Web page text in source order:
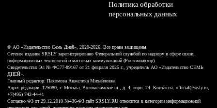
Политика обработки
персональных данных
© АО «Издательство Семь Дней», 2020-2026. Все права защищены.
Сетевое издание SRSLY зарегистрировано Федеральной службой по надзору в сфере связи,
информационных технологий и массовых коммуникаций (Роскомнадзор).
Свидетельство Эл № ФС77-89167 от 21 февраля 2025 г., учредитель АО «Издательство СЕМЬ
ДНЕЙ».
Главный редактор: Пахомова Анжелика Михайловна
Адрес редакции: 125080, г. Москва, Волоколамское ш., д. 4, корп. 24. Контакты: official@srsly.ru,
+7(495) 742-44-41
Согласно ФЗ от 29.12.2010 №436-ФЗ сайт SRSLY.RU относится к категории информационной